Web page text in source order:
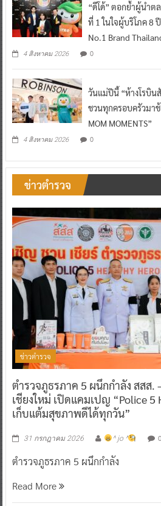
“ดีโด้” ตอกย้ำผู้นำต
ที่ 1 ในใจผู้บริโภค 8
No.1 Brand
4 สิงหาคม 2026 0
วันแม่ปีนี้ “ห้างโรบิน
ชวนทุกครอบครัวมา
MOM MOMENTS”
4 สิงหาคม 2026 0
ข่าวตำรวจ
ข่าวตำรวจ
ตำรวจภูธรภาค 5 ผนึกกำลัง สสส.
เชียงใหม่ เปิดแคมเปญ “Police 5
เก็บแต้มสุขภาพดีได้ทุกวัน”
31 กรกฎาคม 2026 ^ jo ^ 0
ตำรวจภูธรภาค 5 ผนึกกำลัง
Read More